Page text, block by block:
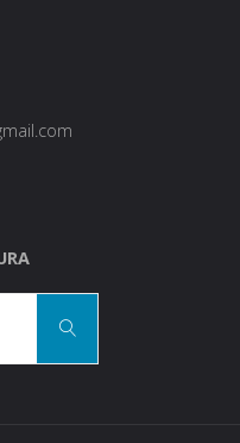
Search